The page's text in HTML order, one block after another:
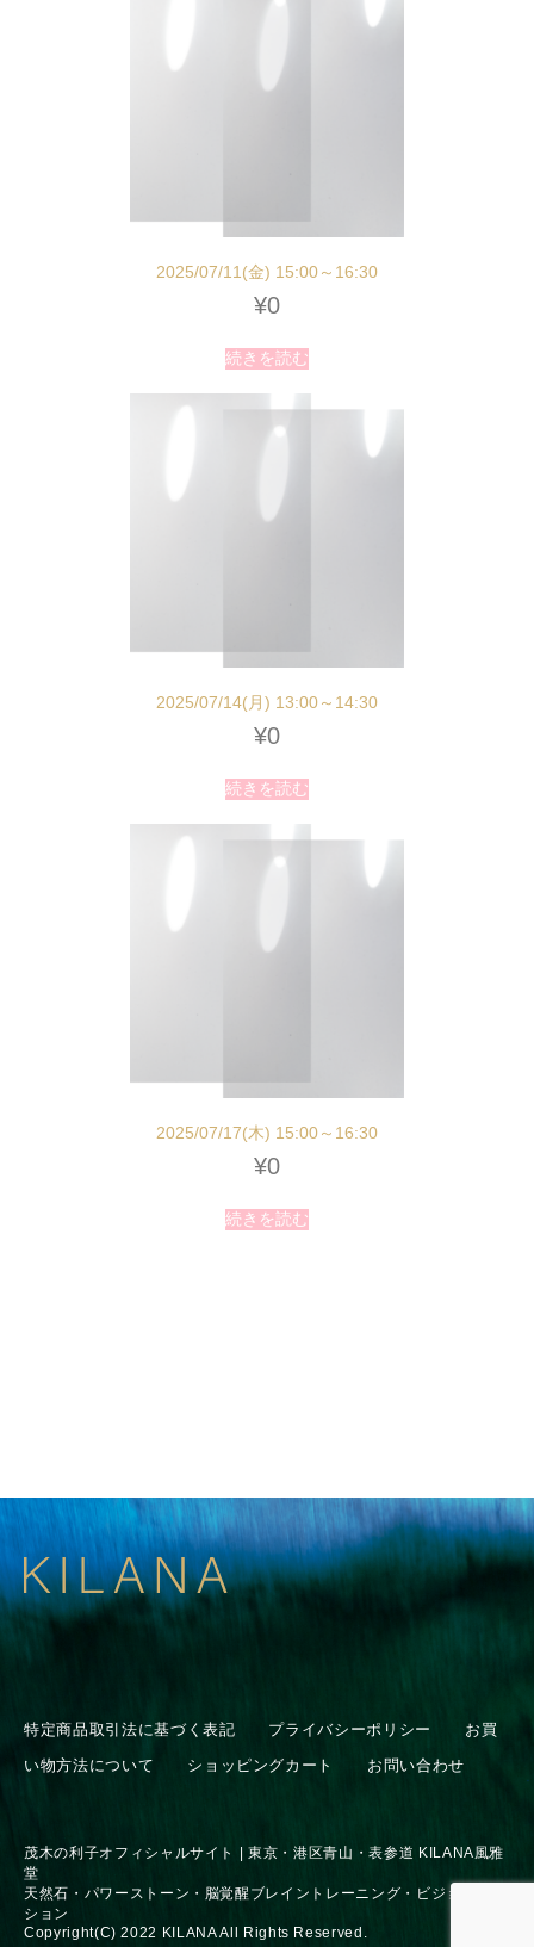
2025/07/11(金) 15:00～16:30
¥0
続きを読む
2025/07/14(月) 13:00～14:30
¥0
続きを読む
2025/07/17(木) 15:00～16:30
¥0
続きを読む
特定商品取引法に基づく表記 プライバシーポリシー
お買
い物方法について
ショッピングカート お問い合わせ
茂木の利子オフィシャルサイト | 東京・港区青山・表参道 KILANA風雅
堂
天然石・パワーストーン・脳覚醒ブレイントレーニング・ビジョンセッ
ション
Copyright(C) 2022 KILANA All Rights Reserved.